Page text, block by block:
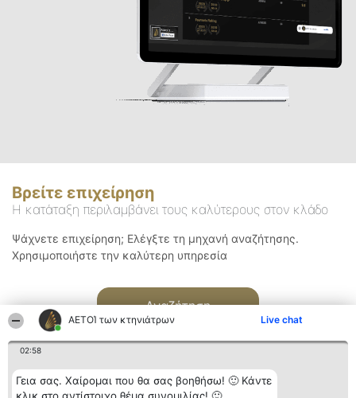
ΑΕΤΟΊ των κτηνιάτρων Live chat
02:58
Γεια σας. Χαίρομαι που θα σας βοηθήσω! 🙂 Κάντε
Βρείτε επιχείρηση
Η κατάταξη περιλαμβάνει τους καλύτερους στον κλάδο
Ψάχνετε επιχείρηση; Ελέγξτε τη μηχανή αναζήτησης.
Χρησιμοποιήστε την καλύτερη υπηρεσία
Αναζήτηση